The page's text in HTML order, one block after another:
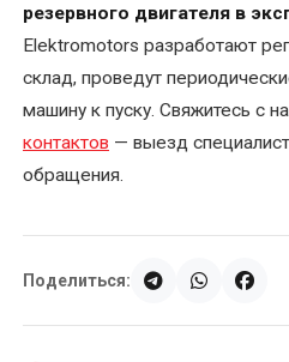
резервного двигателя в
Elektromotors разработают
склад, проведут
машину к пуску. Свяжитесь с
контактов — выезд
обращения.
Поделиться: